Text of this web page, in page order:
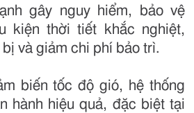
gây nguy hiểm, bảo vệ
kiện thời tiết khắc nghiệt,
và giảm chi phí bảo trì.
biến tốc độ gió, hệ thống
hành hiệu quả, đặc biệt tại